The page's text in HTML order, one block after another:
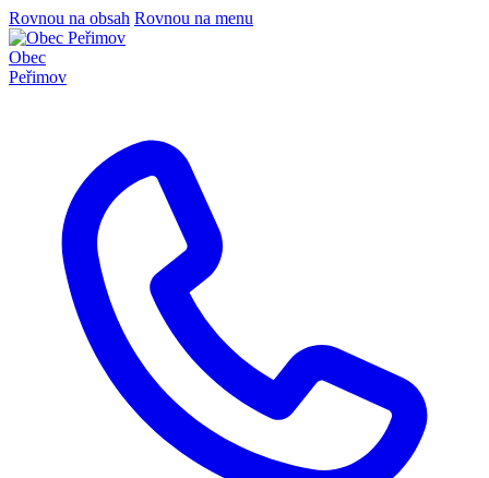
Rovnou na obsah Rovnou na menu
Obec
Peřimov